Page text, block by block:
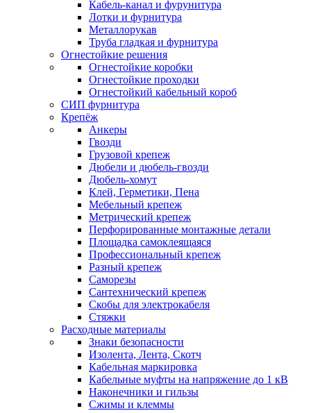
Кабель-канал и фурунитура
Лотки и фурнитура
Металлорукав
Труба гладкая и фурнитура
Огнестойкие решения
Огнестойкие коробки
Огнестойкие проходки
Огнестойкий кабельный короб
СИП фурнитура
Крепёж
Анкеры
Гвозди
Грузовой крепеж
Дюбели и дюбель-гвозди
Дюбель-хомут
Клей, Герметики, Пена
Мебельный крепеж
Метрический крепеж
Перфорированные монтажные детали
Площадка самоклеящаяся
Профессиональный крепеж
Разный крепеж
Саморезы
Сантехнический крепеж
Скобы для электрокабеля
Стяжки
Расходные материалы
Знаки безопасности
Изолента, Лента, Скотч
Кабельная маркировка
Кабельные муфты на напряжение до 1 кВ
Наконечники и гильзы
Сжимы и клеммы